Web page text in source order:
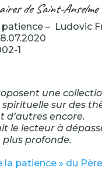
de Saint-Anselme
– Ludovic
1
une
sur des
d’autres encore.
le lecteur à
profonde.
la patience » du